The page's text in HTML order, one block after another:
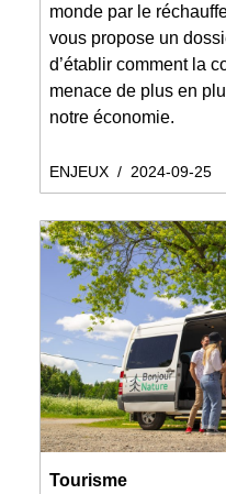
monde par le
vous propose un
d’établir comment la
menace de plus en
notre économie.
ENJEUX / 2024-09-25
Tourisme